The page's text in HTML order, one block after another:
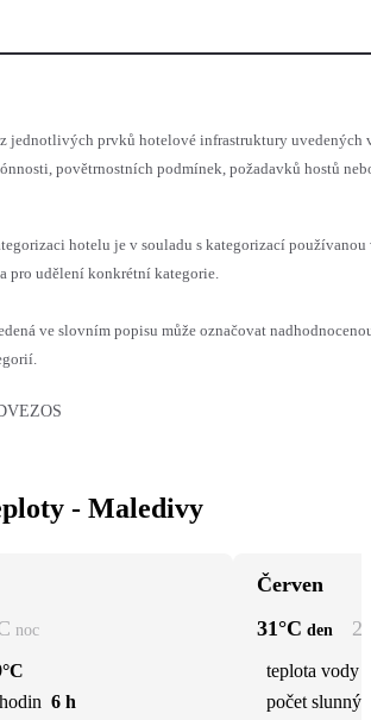
jednotlivých prvků hotelové infrastruktury uvedených
povětrnostních podmínek, požadavků hostů
hotelu je v souladu s kategorizací používanou
pro udělení konkrétní kategorie.
ve slovním popisu může označovat
- Maledivy
noc
6 h
Červen
31°C den
teplota vody
počet